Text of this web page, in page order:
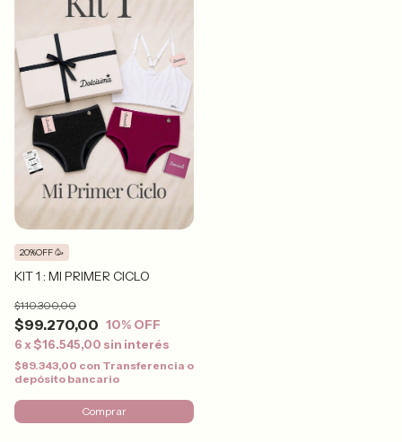
KIT 1 : MI PRIMER CICLO
$99.270,00
$110.300,00
10% OFF
6 x$16.545,00 sin interés
20%OFF 🥳
$89.343,00 con Transferencia o
depósito bancario
Comprar